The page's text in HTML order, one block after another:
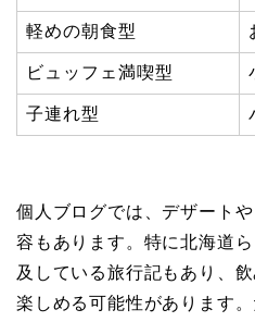
軽めの朝食型
ビュッフェ満喫型
子連れ型
個人ブログでは、デザート
容もあります。特に北海道
及している旅行記もあり、
楽しめる可能性があります